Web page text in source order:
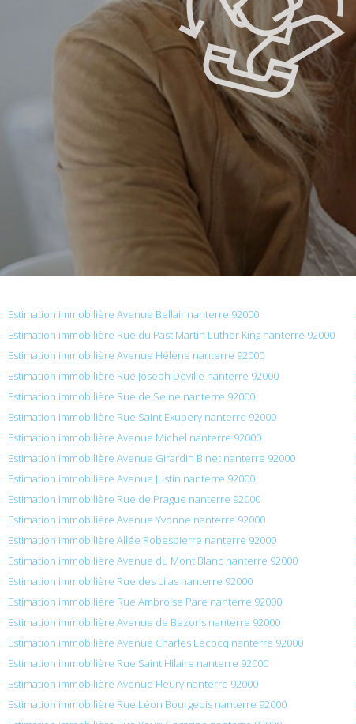
Estimation immobilière Avenue Bellair nanterre 92000
Estimation immobilière Rue du Past Martin Luther King nanterre 92000
Estimation immobilière Avenue Hélène nanterre 92000
Estimation immobilière Rue Joseph Deville nanterre 92000
Estimation immobilière Rue de Seine nanterre 92000
Estimation immobilière Rue Saint Exupery nanterre 92000
Estimation immobilière Avenue Michel nanterre 92000
Estimation immobilière Avenue Girardin Binet nanterre 92000
Estimation immobilière Avenue Justin nanterre 92000
Estimation immobilière Rue de Prague nanterre 92000
Estimation immobilière Avenue Yvonne nanterre 92000
Estimation immobilière Allée Robespierre nanterre 92000
Estimation immobilière Avenue du Mont Blanc nanterre 92000
Estimation immobilière Rue des Lilas nanterre 92000
Estimation immobilière Rue Ambroise Pare nanterre 92000
Estimation immobilière Avenue de Bezons nanterre 92000
Estimation immobilière Avenue Charles Lecocq nanterre 92000
Estimation immobilière Rue Saint Hilaire nanterre 92000
Estimation immobilière Avenue Fleury nanterre 92000
Estimation immobilière Rue Léon Bourgeois nanterre 92000